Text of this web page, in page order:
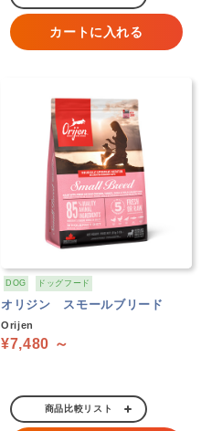
カートに入れる
DOG ドッグフード
オリジン スモールブリード
Orijen
¥7,480 ～
商品比較リスト